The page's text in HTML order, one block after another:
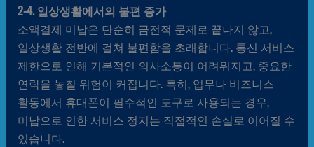
2-4. 일상생활에서의 불편 증가
소액결제 미납은 단순히 금전적 문제로 끝나지 않고,
일상생활 전반에 걸쳐 불편함을 초래합니다. 통신 서비스
제한으로 인해 기본적인 의사소통이 어려워지고, 중요한
연락을 놓칠 위험이 커집니다. 특히, 업무나 비즈니스
활동에서 휴대폰이 필수적인 도구로 사용되는 경우,
미납으로 인한 서비스 정지는 직접적인 손실로 이어질 수
있습니다.